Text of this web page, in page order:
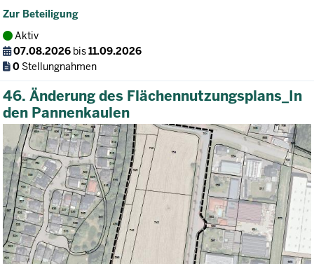
Zur Beteiligung
Aktiv
07.08.2026 bis11.09.2026
0 Stellungnahmen
46. Änderung des Flächennutzungsplans_In
den Pannenkaulen